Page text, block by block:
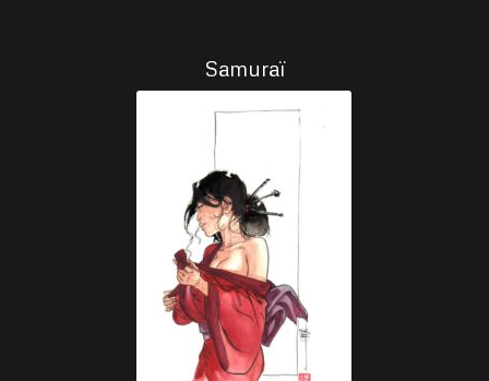
Samuraï